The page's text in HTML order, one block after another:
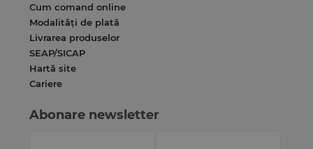
Cum comand online
Modalități de plată
Livrarea produselor
SEAP/SICAP
Hartă site
Cariere
Abonare newsletter